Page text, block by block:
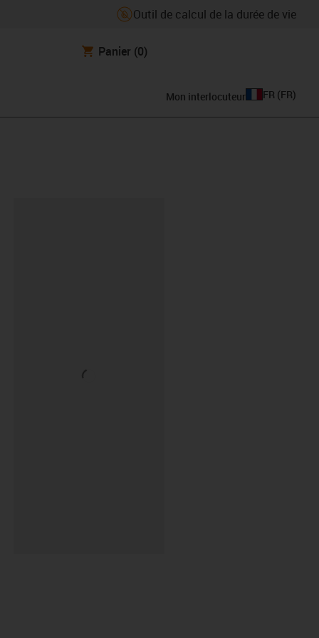
Outil de calcul de la durée de vie
Panier (0)
Mon interlocuteur FR (FR)